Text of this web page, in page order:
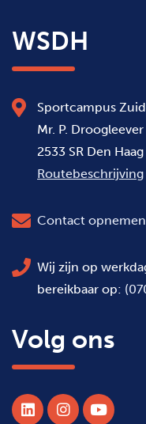
WSDH
Sportcampus
Mr. P.
2533 SR Den Haag
Routebeschrijving
Contact opnemen
Wij zijn op
bereikbaar op:
Volg ons